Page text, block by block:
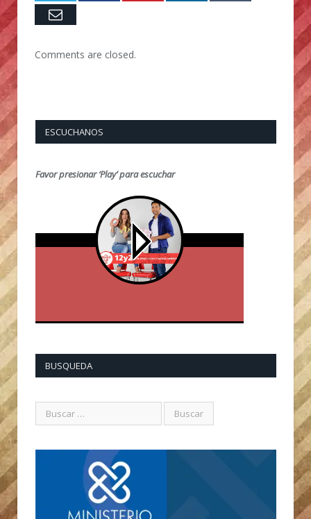
Email
Comments are closed.
ESCUCHANOS
Favor presionar ‘Play’ para escuchar
BUSQUEDA